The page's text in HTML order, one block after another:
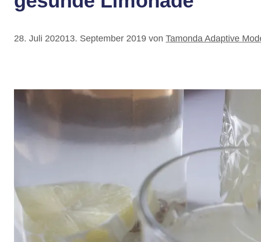
28. Juli 202013. September 2019 von Tamonda Adaptive